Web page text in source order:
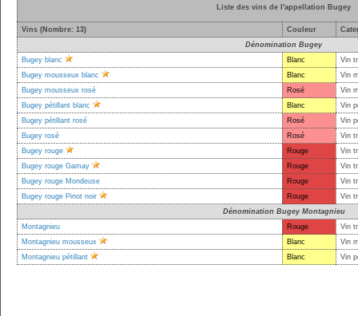
Liste des vins de l'appellation Bugey
Vins (Nombre: 13) Couleur
Dénomination Bugey
Bugey blanc
Blanc
Vin
Bugey mousseux blanc
Blanc
Vin
Bugey mousseux rosé
Rosé
Vin
Bugey pétillant blanc
Blanc
Vin
Bugey pétillant rosé
Rosé
Vin
Bugey rosé
Rosé
Vin
Bugey rouge
Rouge
Vin
Bugey rouge Gamay
Rouge
Vin
Bugey rouge Mondeuse
Rouge
Vin
Bugey rouge Pinot noir
Rouge
Vin
Dénomination Bugey Montagnieu
Montagnieu
Rouge
Vin
Montagnieu mousseux
Blanc
Vin
Montagnieu pétillant
Blanc Vin